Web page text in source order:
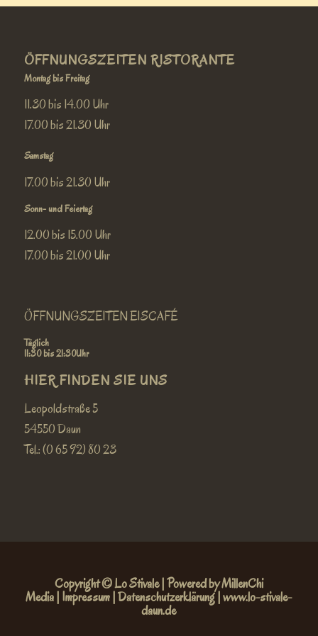
ÖFFNUNGSZEITEN RISTORANTE
Montag bis Freitag
11.30 bis 14.00 Uhr
17.00 bis 21.30 Uhr
Samstag
17.00 bis 21.30 Uhr
Sonn- und Feiertag
12.00 bis 15.00 Uhr
17.00 bis 21.00 Uhr
ÖFFNUNGSZEITEN EISCAFÉ
Täglich
11:30 bis 21:30Uhr
HIER FINDEN SIE UNS
Leopoldstraße 5
54550 Daun
Tel.: (0 65 92) 80 23
Copyright © Lo Stivale | Powered by MillenChi
Media Impressum |Datenschutzerklärung|www.lo-stivale-
daun.de